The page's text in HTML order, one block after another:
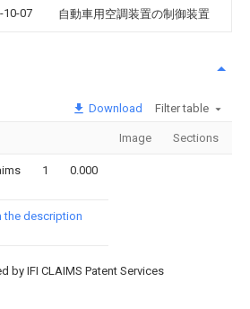
10-07 自動車用空調装置の制御装置
Download Filter table
Image Sections
1 0.000
the description
by IFI CLAIMS Patent Services